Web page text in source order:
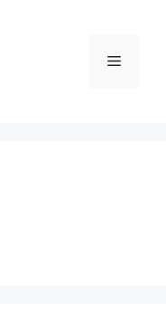
Menu